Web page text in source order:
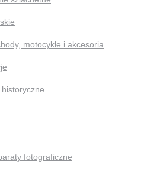
motocykle i akcesoria
fotograficzne